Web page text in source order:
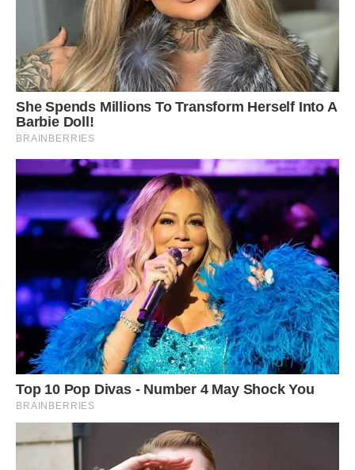
Фото ілюстративне, з вільних джерел.
Сподобалася стаття? Поділіться з друзями на Facebook.